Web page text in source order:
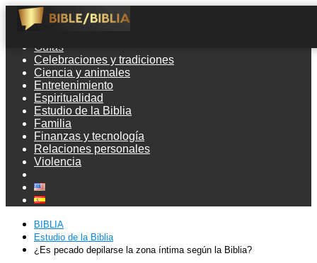
Guías
Celebraciones y tradiciones
Ciencia y animales
Entretenimiento
Espiritualidad
Estudio de la Biblia
Familia
Finanzas y tecnología
Relaciones personales
Violencia
BIBLIA
Estudio de la Biblia
¿Es pecado depilarse la zona íntima según la Biblia?